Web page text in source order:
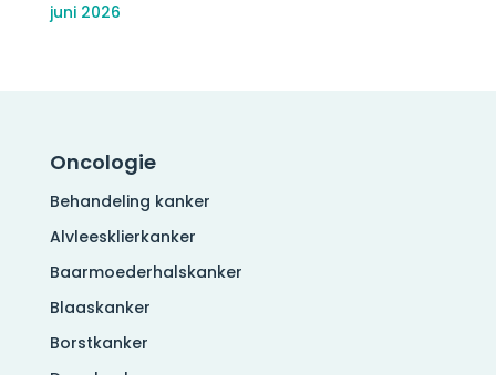
juni 2026
Oncologie
Behandeling kanker
Alvleesklierkanker
Baarmoederhalskanker
Blaaskanker
Borstkanker